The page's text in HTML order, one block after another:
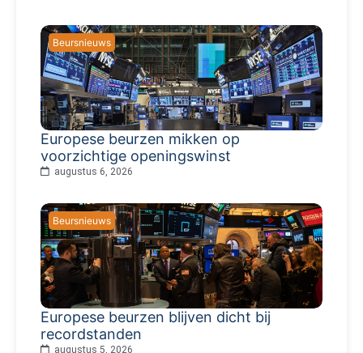
Beursnieuws
Europese beurzen mikken op
voorzichtige openingswinst
augustus 6, 2026
Beursnieuws
Europese beurzen blijven dicht bij
recordstanden
augustus 5, 2026